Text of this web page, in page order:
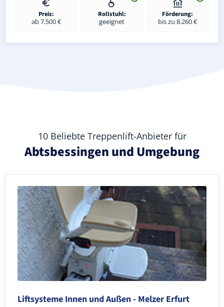
Preis:
ab 7.500 €
Rollstuhl:
geeignet
Förderung:
bis zu 8.260 €
10 Beliebte Treppenlift-Anbieter für
Abtsbessingen und Umgebung
Liftsysteme Innen und Außen - Melzer Erfurt